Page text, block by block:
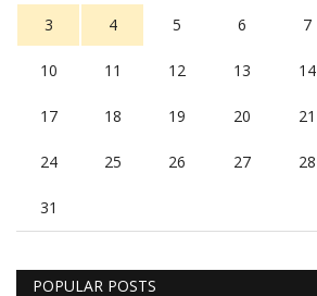
3 4 5 6 7
10 11 12 13 14
17 18 19 20 21
24 25 26 27 28
31
POPULAR POSTS